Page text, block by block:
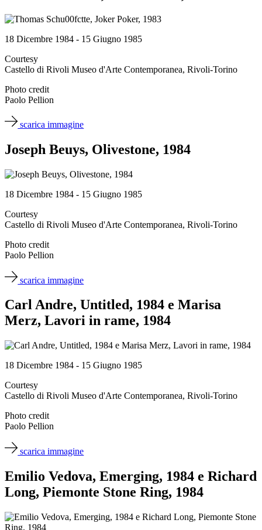
18 Dicembre 1984 - 15 Giugno 1985
Courtesy
Castello di Rivoli Museo d'Arte Contemporanea, Rivoli-Torino
Photo credit
Paolo Pellion
scarica immagine
Joseph Beuys, Olivestone, 1984
18 Dicembre 1984 - 15 Giugno 1985
Courtesy
Castello di Rivoli Museo d'Arte Contemporanea, Rivoli-Torino
Photo credit
Paolo Pellion
scarica immagine
Carl Andre, Untitled, 1984 e Marisa
Merz, Lavori in rame, 1984
18 Dicembre 1984 - 15 Giugno 1985
Courtesy
Castello di Rivoli Museo d'Arte Contemporanea, Rivoli-Torino
Photo credit
Paolo Pellion
scarica immagine
Emilio Vedova, Emerging, 1984 e Richard
Long, Piemonte Stone Ring, 1984